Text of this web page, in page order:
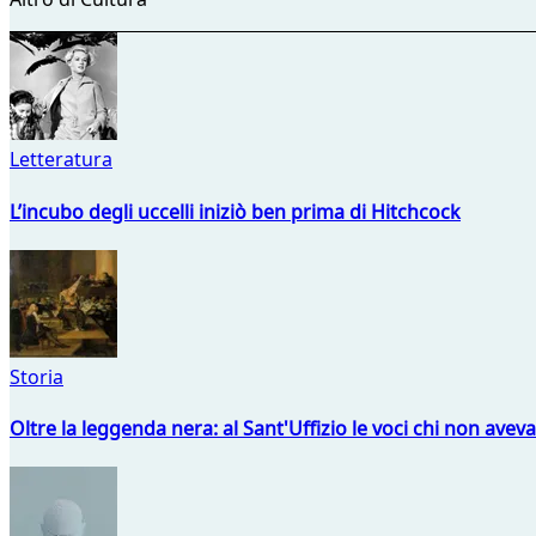
Letteratura
L’incubo degli uccelli iniziò ben prima di Hitchcock
Storia
Oltre la leggenda nera: al Sant'Uffizio le voci chi non